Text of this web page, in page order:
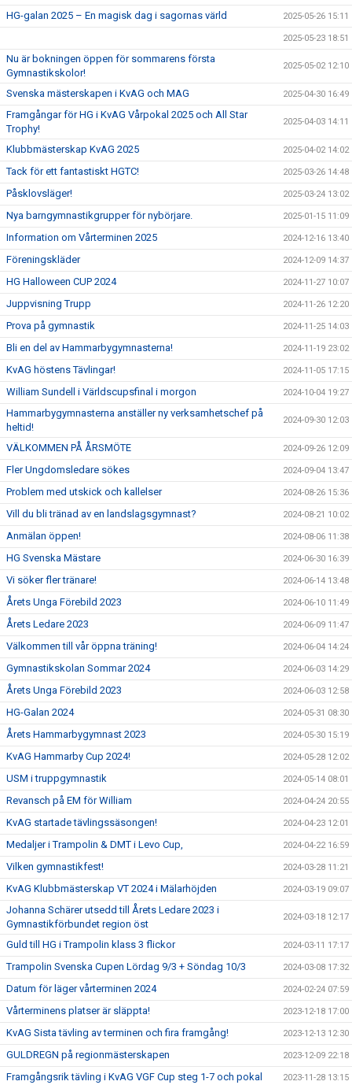
HG-galan 2025 – En magisk dag i sagornas värld 2025-05-26 15:11
2025-05-23 18:51
Nu är bokningen öppen för sommarens första
Gymnastikskolor!
2025-05-02 12:10
Svenska mästerskapen i KvAG och MAG 2025-04-30 16:49
Framgångar för HG i KvAG Vårpokal 2025 och All Star
Trophy!
2025-04-03 14:11
Klubbmästerskap KvAG 2025 2025-04-02 14:02
Tack för ett fantastiskt HGTC! 2025-03-26 14:48
Påsklovsläger! 2025-03-24 13:02
Nya barngymnastikgrupper för nybörjare. 2025-01-15 11:09
Information om Vårterminen 2025 2024-12-16 13:40
Föreningskläder 2024-12-09 14:37
HG Halloween CUP 2024 2024-11-27 10:07
Juppvisning Trupp 2024-11-26 12:20
Prova på gymnastik 2024-11-25 14:03
Bli en del av Hammarbygymnasterna! 2024-11-19 23:02
KvAG höstens Tävlingar! 2024-11-05 17:15
William Sundell i Världscupsfinal i morgon 2024-10-04 19:27
Hammarbygymnasterna anställer ny verksamhetschef på
heltid!
2024-09-30 12:03
VÄLKOMMEN PÅ ÅRSMÖTE 2024-09-26 12:09
Fler Ungdomsledare sökes 2024-09-04 13:47
Problem med utskick och kallelser 2024-08-26 15:36
Vill du bli tränad av en landslagsgymnast? 2024-08-21 10:02
Anmälan öppen! 2024-08-06 11:38
HG Svenska Mästare 2024-06-30 16:39
Vi söker fler tränare! 2024-06-14 13:48
Årets Unga Förebild 2023 2024-06-10 11:49
Årets Ledare 2023 2024-06-09 11:47
Välkommen till vår öppna träning! 2024-06-04 14:24
Gymnastikskolan Sommar 2024 2024-06-03 14:29
Årets Unga Förebild 2023 2024-06-03 12:58
HG-Galan 2024 2024-05-31 08:30
Årets Hammarbygymnast 2023 2024-05-30 15:19
KvAG Hammarby Cup 2024! 2024-05-28 12:02
USM i truppgymnastik 2024-05-14 08:01
Revansch på EM för William 2024-04-24 20:55
KvAG startade tävlingssäsongen! 2024-04-23 12:01
Medaljer i Trampolin & DMT i Levo Cup, 2024-04-22 16:59
Vilken gymnastikfest! 2024-03-28 11:21
KvAG Klubbmästerskap VT 2024 i Mälarhöjden 2024-03-19 09:07
Johanna Schärer utsedd till Årets Ledare 2023 i
Gymnastikförbundet region öst
2024-03-18 12:17
Guld till HG i Trampolin klass 3 flickor 2024-03-11 17:17
Trampolin Svenska Cupen Lördag 9/3 + Söndag 10/3 2024-03-08 17:32
Datum för läger vårterminen 2024 2024-02-24 07:59
Vårterminens platser är släppta! 2023-12-18 17:00
KvAG Sista tävling av terminen och fira framgång! 2023-12-13 12:30
GULDREGN på regionmästerskapen 2023-12-09 22:18
Framgångsrik tävling i KvAG VGF Cup steg 1-7 och pokal 2023-11-28 13:15